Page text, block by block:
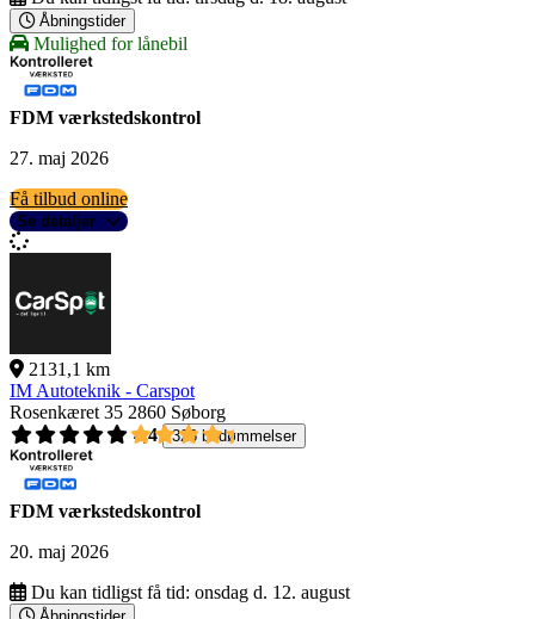
Åbningstider
Mulighed for lånebil
FDM værkstedskontrol
27. maj 2026
Få tilbud online
Se detaljer
2131,1 km
IM Autoteknik - Carspot
Rosenkæret 35 2860 Søborg
4,4
326 bedømmelser
FDM værkstedskontrol
20. maj 2026
Du kan tidligst få tid: onsdag d. 12. august